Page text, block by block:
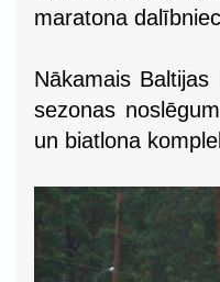
maratona
Nākamais
sezonas
un biatlona